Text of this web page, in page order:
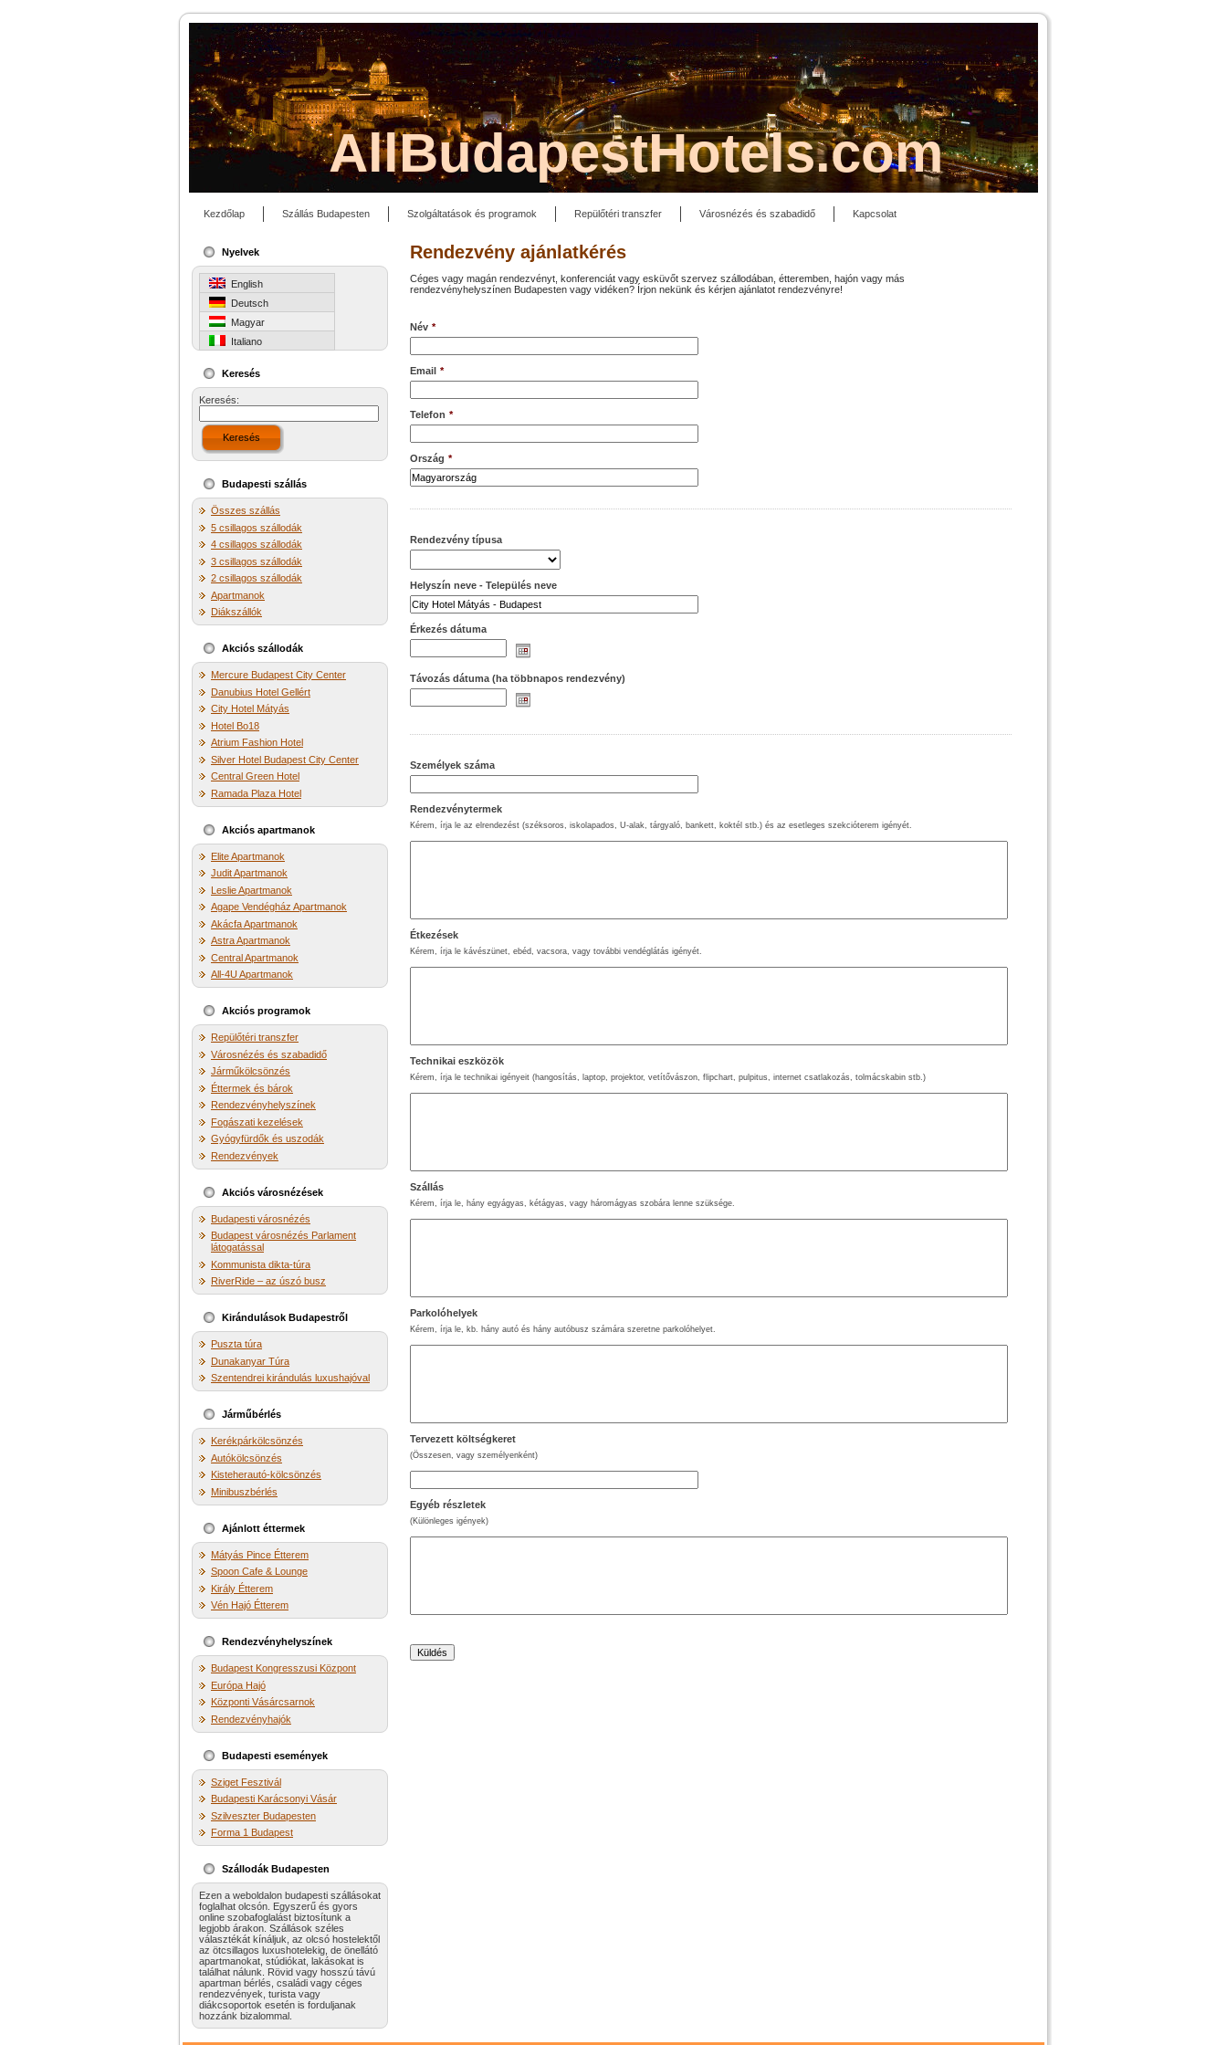
AllBudapestHotels.com
Kezdőlap Szállás Budapesten Szolgáltatások és programok Repülőtéri transzfer Városnézés és szabadidő Kapcsolat
Nyelvek
English
Deutsch
Magyar
Italiano
Keresés
Keresés:
Keresés
Budapesti szállás
Összes szállás
5 csillagos szállodák
4 csillagos szállodák
3 csillagos szállodák
2 csillagos szállodák
Apartmanok
Diákszállók
Akciós szállodák
Mercure Budapest City Center
Danubius Hotel Gellért
City Hotel Mátyás
Hotel Bo18
Atrium Fashion Hotel
Silver Hotel Budapest City Center
Central Green Hotel
Ramada Plaza Hotel
Akciós apartmanok
Elite Apartmanok
Judit Apartmanok
Leslie Apartmanok
Agape Vendégház Apartmanok
Akácfa Apartmanok
Astra Apartmanok
Central Apartmanok
All-4U Apartmanok
Akciós programok
Repülőtéri transzfer
Városnézés és szabadidő
Járműkölcsönzés
Éttermek és bárok
Rendezvényhelyszínek
Fogászati kezelések
Gyógyfürdők és uszodák
Rendezvények
Akciós városnézések
Budapesti városnézés
Budapest városnézés Parlament
látogatással
Kommunista dikta-túra
RiverRide – az úszó busz
Kirándulások Budapestről
Puszta túra
Dunakanyar Túra
Szentendrei kirándulás luxushajóval
Járműbérlés
Kerékpárkölcsönzés
Autókölcsönzés
Kisteherautó-kölcsönzés
Minibuszbérlés
Ajánlott éttermek
Mátyás Pince Étterem
Spoon Cafe & Lounge
Király Étterem
Vén Hajó Étterem
Rendezvényhelyszínek
Budapest Kongresszusi Központ
Európa Hajó
Központi Vásárcsarnok
Rendezvényhajók
Budapesti események
Sziget Fesztivál
Budapesti Karácsonyi Vásár
Szilveszter Budapesten
Forma 1 Budapest
Szállodák Budapesten
Ezen a weboldalon budapesti szállásokat
foglalhat olcsón. Egyszerű és gyors
online szobafoglalást biztosítunk a
legjobb árakon. Szállások széles
választékát kínáljuk, az olcsó hostelektől
az ötcsillagos luxushotelekig, de önellátó
apartmanokat, stúdiókat, lakásokat is
találhat nálunk. Rövid vagy hosszú távú
apartman bérlés, családi vagy céges
rendezvények, turista vagy
diákcsoportok esetén is forduljanak
hozzánk bizalommal.
Rendezvény ajánlatkérés
Céges vagy magán rendezvényt, konferenciát vagy esküvőt szervez szállodában, étteremben, hajón vagy más
rendezvényhelyszínen Budapesten vagy vidéken? Írjon nekünk és kérjen ajánlatot rendezvényre!
Név *
Email *
Telefon *
Ország *
Rendezvény típusa
Helyszín neve - Település neve
Érkezés dátuma
Távozás dátuma (ha többnapos rendezvény)
Személyek száma
Rendezvénytermek
Kérem, írja le az elrendezést (széksoros, iskolapados, U-alak, tárgyaló, bankett, koktél stb.) és az esetleges szekcióterem igényét.
Étkezések
Kérem, írja le kávészünet, ebéd, vacsora, vagy további vendéglátás igényét.
Technikai eszközök
Kérem, írja le technikai igényeit (hangosítás, laptop, projektor, vetítővászon, flipchart, pulpitus, internet csatlakozás, tolmácskabin stb.)
Szállás
Kérem, írja le, hány egyágyas, kétágyas, vagy háromágyas szobára lenne szüksége.
Parkolóhelyek
Kérem, írja le, kb. hány autó és hány autóbusz számára szeretne parkolóhelyet.
Tervezett költségkeret
(Összesen, vagy személyenként)
Egyéb részletek
(Különleges igények)